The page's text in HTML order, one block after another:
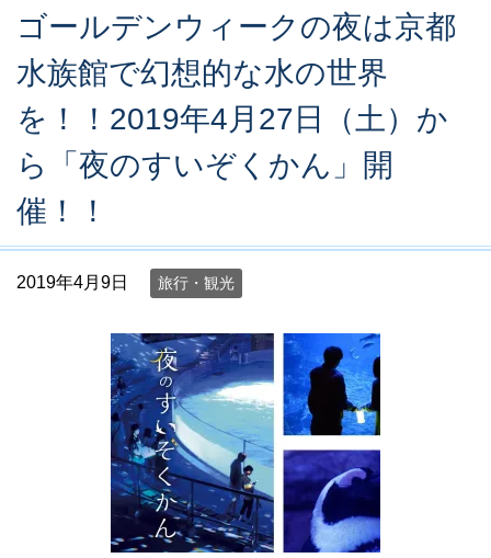
ゴールデンウィークの夜は京都
水族館で幻想的な水の世界
を！！2019年4月27日（土）か
ら「夜のすいぞくかん」開
催！！
2019年4月9日 旅行・観光